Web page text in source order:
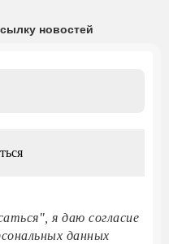
новостей
я даю согласие
данных